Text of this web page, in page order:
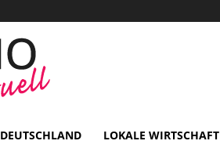
DEUTSCHLAND LOKALE WIRTSCHAFT